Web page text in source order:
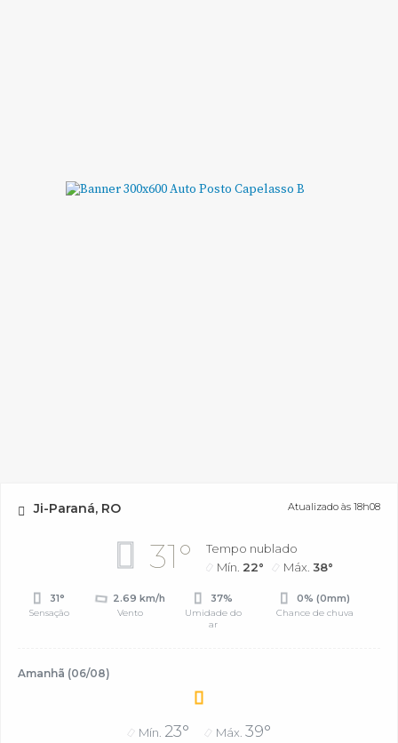
Ji-Paraná, RO Atualizado às 18h08
31°
Tempo nublado
Mín. 22° Máx.38°
31°
Sensação
2.69 km/h
Vento
37%
Umidade do
ar
0% (0mm)
Chance de chuva
Amanhã (06/08)
Mín. 23° Máx. 39°